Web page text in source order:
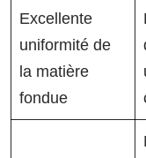
Excellente
uniformité de
la matière
fondue